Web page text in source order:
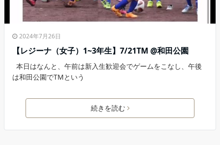
2024年7月26日
【レジーナ（女子）1~3年生】7/21TM @和田公園
本日はなんと、午前は新入生歓迎会でゲームをこなし、午後
は和田公園でTMという
続きを読む